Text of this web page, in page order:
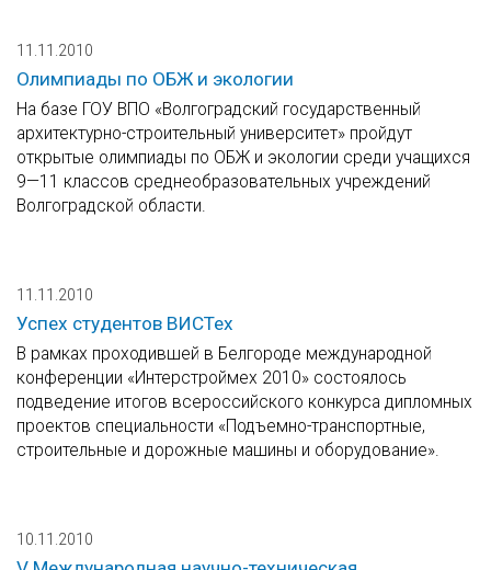
11.11.2010
Олимпиады по ОБЖ и экологии
На базе ГОУ ВПО «Волгоградский государственный
архитектурно-строительный университет» пройдут
открытые олимпиады по ОБЖ и экологии среди учащихся
9—11 классов среднеобразовательных учреждений
Волгоградской области.
11.11.2010
Успех студентов ВИСТех
В рамках проходившей в Белгороде международной
конференции «Интерстроймех 2010» состоялось
подведение итогов всероссийского конкурса дипломных
проектов специальности «Подъемно-транспортные,
строительные и дорожные машины и оборудование».
10.11.2010